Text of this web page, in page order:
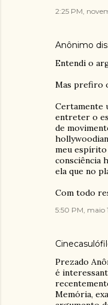
2:25 PM,
Anônimo
Entendi o
Mas prefiro
Certamente
entreter o
de
meu espírito
consciência
ela que no
Com todo
5:50 PM, maio
Prezado
é
Memória,